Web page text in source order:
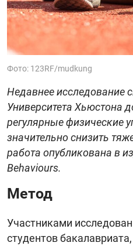
Фото: 123RF/mudkung
Недавнее исследование
Университета Хьюстона
регулярные физические
значительно снизить
работа опубликована в
Behaviours.
Метод
Участниками
студентов